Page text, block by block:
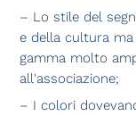
– Lo stile del
e della cultura
gamma molto
all'associazione;
– I colori